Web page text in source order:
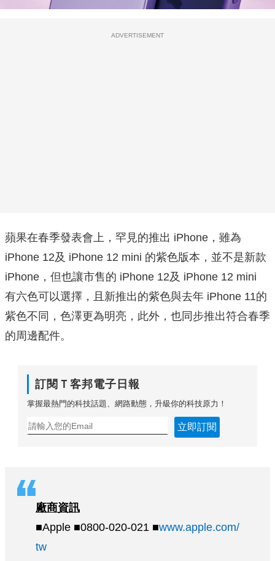
ADVERTISEMENT
蘋果在春季發表會上，罕見的推出 iPhone，雖為
iPhone 12及 iPhone 12 mini 的紫色版本，並不是新款
iPhone，但也讓市售的 iPhone 12及 iPhone 12 mini
有六色可以選擇，且新推出的紫色與去年 iPhone 11的
紫色不同，色澤更為明亮，此外，也同步推出符合春季
的周邊配件。
訂閱Ｔ客邦電子日報
掌握最熱門的科技話題、網路動態，升級你的科技原力！
立即訂閱
廠商資訊
■Apple ■0800-020-021 ■www.apple.com/
tw